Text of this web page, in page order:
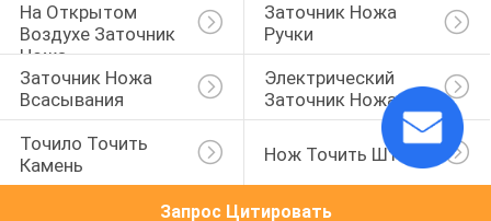
На Открытом
Воздухе Заточник
Ножа
Заточник Ножа
Ручки
Заточник Ножа
Всасывания
Электрический
Заточник Ножа
Точило Точить
Камень
Нож Точить Штангу
Запрос Цитировать